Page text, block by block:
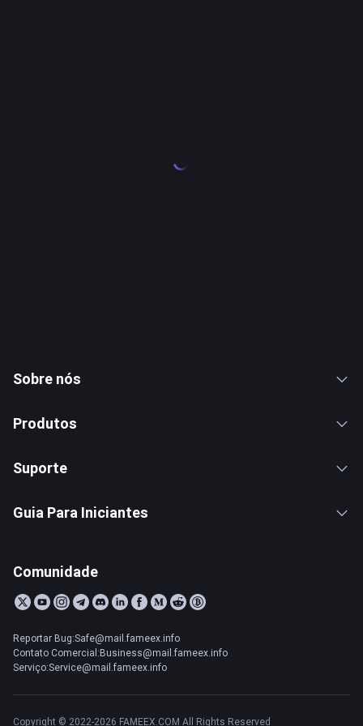
Sobre nós
Produtos
Suporte
Guia Para Iniciantes
Comunidade
Reportar Bug:Safe@mail.fameex.info
Contato Comercial:Business@mail.fameex.info
Serviço:Service@mail.fameex.info
Copyright © 2022-2026 FAMEEX.COM All Rights Reserved